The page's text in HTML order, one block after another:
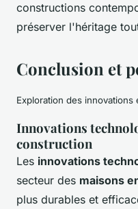
constructions
préserver l'héritage
Conclusion et
Exploration des
Innovations
construction
Les innovations
secteur des maisons
plus durables et